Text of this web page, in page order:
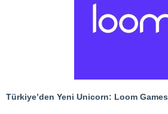
Türkiye’den Yeni Unicorn: Loom Games